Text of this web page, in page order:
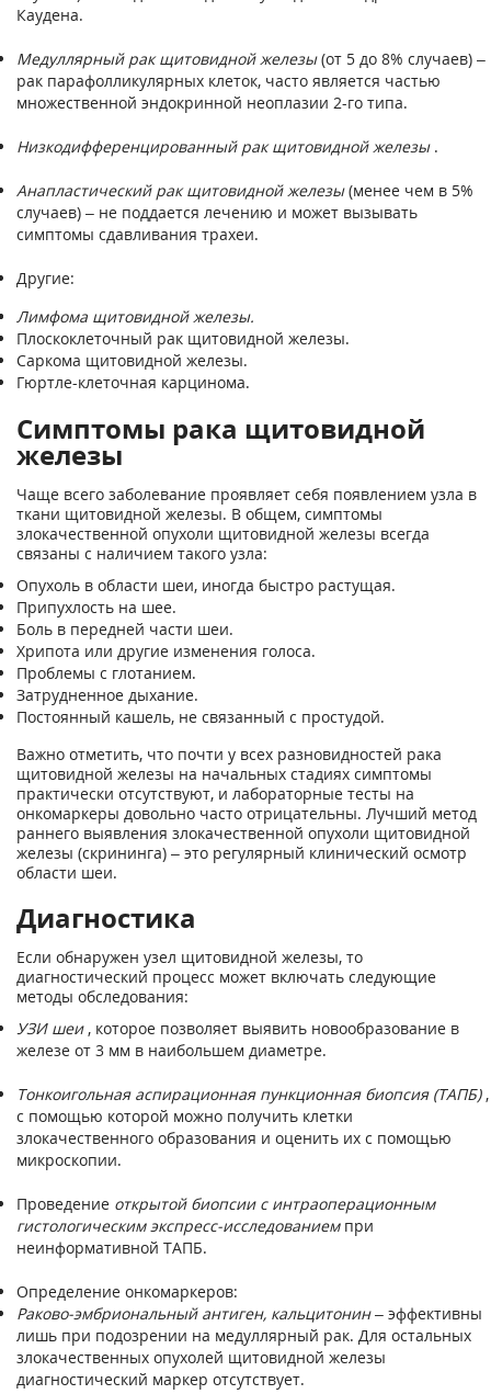
Каудена.
Медуллярный рак щитовидной железы(от 5 до 8% случаев) –
рак парафолликулярных клеток, часто является частью
множественной эндокринной неоплазии 2-го типа.
Низкодифференцированный рак щитовидной железы .
Анапластический рак щитовидной железы(менее чем в 5%
случаев) – не поддается лечению и может вызывать
симптомы сдавливания трахеи.
Другие:
Лимфома щитовидной железы.
Плоскоклеточный рак щитовидной железы.
Саркома щитовидной железы.
Гюртле-клеточная карцинома.
Симптомы рака щитовидной
железы
Чаще всего заболевание проявляет себя появлением узла в
ткани щитовидной железы. В общем, симптомы
злокачественной опухоли щитовидной железы всегда
связаны с наличием такого узла:
Опухоль в области шеи, иногда быстро растущая.
Припухлость на шее.
Боль в передней части шеи.
Хрипота или другие изменения голоса.
Проблемы с глотанием.
Затрудненное дыхание.
Постоянный кашель, не связанный с простудой.
Важно отметить, что почти у всех разновидностей рака
щитовидной железы на начальных стадиях симптомы
практически отсутствуют, и лабораторные тесты на
онкомаркеры довольно часто отрицательны. Лучший метод
раннего выявления злокачественной опухоли щитовидной
железы (скрининга) – это регулярный клинический осмотр
области шеи.
Диагностика
Если обнаружен узел щитовидной железы, то
диагностический процесс может включать следующие
методы обследования:
УЗИ шеи , которое позволяет выявить новообразование в
железе от 3 мм в наибольшем диаметре.
Тонкоигольная аспирационная пункционная биопсия (ТАПБ) ,
с помощью которой можно получить клетки
злокачественного образования и оценить их с помощью
микроскопии.
Проведение открытой биопсии с интраоперационным
гистологическим экспресс-исследованием при
неинформативной ТАПБ.
Определение онкомаркеров:
Раково-эмбриональный антиген, кальцитонин– эффективны
лишь при подозрении на медуллярный рак. Для остальных
злокачественных опухолей щитовидной железы
диагностический маркер отсутствует.